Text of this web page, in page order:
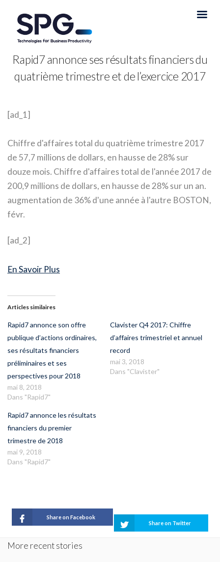
Rapid7 annonce ses résultats financiers du
quatrième trimestre et de l’exercice 2017
[ad_1]
Chiffre d'affaires total du quatrième trimestre 2017
de 57,7 millions de dollars, en hausse de 28% sur
douze mois. Chiffre d'affaires total de l'année 2017 de
200,9 millions de dollars, en hausse de 28% sur un an.
augmentation de 36% d'une année à l'autre BOSTON,
févr.
[ad_2]
En Savoir Plus
Articles similaires
Rapid7 annonce son offre
publique d’actions ordinaires,
ses résultats financiers
préliminaires et ses
perspectives pour 2018
mai 8, 2018
Dans "Rapid7"
Clavister Q4 2017: Chiffre
d’affaires trimestriel et annuel
record
mai 3, 2018
Dans "Clavister"
Rapid7 annonce les résultats
financiers du premier
trimestre de 2018
mai 9, 2018
Dans "Rapid7"
Share on Facebook
Share on Twitter
More recent stories